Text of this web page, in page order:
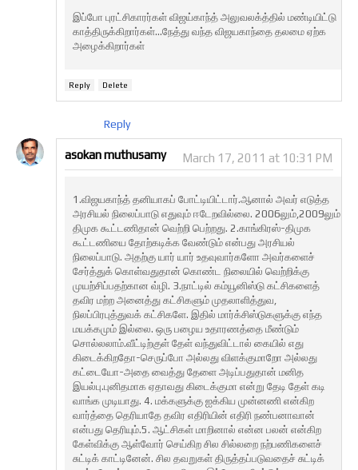
இப்போ புரட்சிகாரர்கள் விஜய்காந்த் அலுவலக்த்தில் மண்டியிட்டு
காத்திருக்கிறார்கள்...நேத்து வந்த விஜயகாந்தை தலமை ஏற்க
அழைக்கிறார்கள்
Reply Delete
Reply
asokan muthusamy March 17, 2011 at 10:31 PM
1.விஜயகாந்த் தனியாகப் போட்டியிட்டார்.ஆனால் அவர் எடுத்த
அரசியல் நிலைப்பாடு எதுவும் ஈடேறவில்லை. 2006லும்,2009லும்
திமுக கூட்டணிதான் வெற்றி பெற்றது. 2.காங்கிரஸ்-திமுக
கூட்டணியை தோற்கடிக்க வேண்டும் என்பது அரசியல்
நிலைப்பாடு. அதற்கு யார் யார் உதவுவார்களோ அவர்களைச்
சேர்த்துக் கொள்வதுதான் கொண்ட நிலையில் வெற்றிக்கு
முயற்சிப்பதற்கான வ்ழி. 3.நாட்டில் கம்யூனிஸ்டு கட்சிகளைத்
தவிர மற்ற அனைத்து கட்சிகளும் முதலாளித்துவ,
நிலப்பிரபுத்துவக் கட்சிகளே. இதில் மார்க்சிஸ்டுகளுக்கு எந்த
மயக்கமும் இல்லை. ஒரு பழைய உதாரணத்தை மீண்டும்
சொல்லலாம்.வீட்டிற்குள் தேள் வந்துவிட்டால் கையில் எது
கிடைக்கிறதோ-செருப்போ அல்லது விளக்குமாறோ அல்லது
கட்டையோ-அதை வைத்து தேளை அடிப்பதுதான் மனித
இயல்பு.புனிதமாக ஏதாவது கிடைக்குமா என்று தேடி தேள் கடி
வாங்க முடியாது. 4. மக்களுக்கு ஐக்கிய முன்னணி என்கிற
வார்த்தை தெரியாதே தவிர எதிரியின் எதிரி நண்பனாவான்
என்பது தெரியும்.5. ஆட்சிகள் மாறினால் என்ன பலன் என்கிற
கேள்விக்கு ஆள்வோர் செய்கிற சில சில்லறை நற்பணிகளைச்
சுட்டிக் காட்டினேன். சில தவறுகள் திருத்தப்படுவதைச் சுட்டிக்